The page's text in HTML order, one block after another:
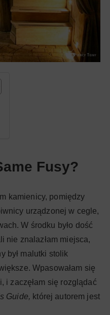
Fusy?
kamienicy, pomiędzy
urządzonej w cegle,
W środku było dość
nie znalazłam miejsca,
był malutki stolik
Wpasowałam się
i zaczęłam się rozglądać
Guide, której autorem jest